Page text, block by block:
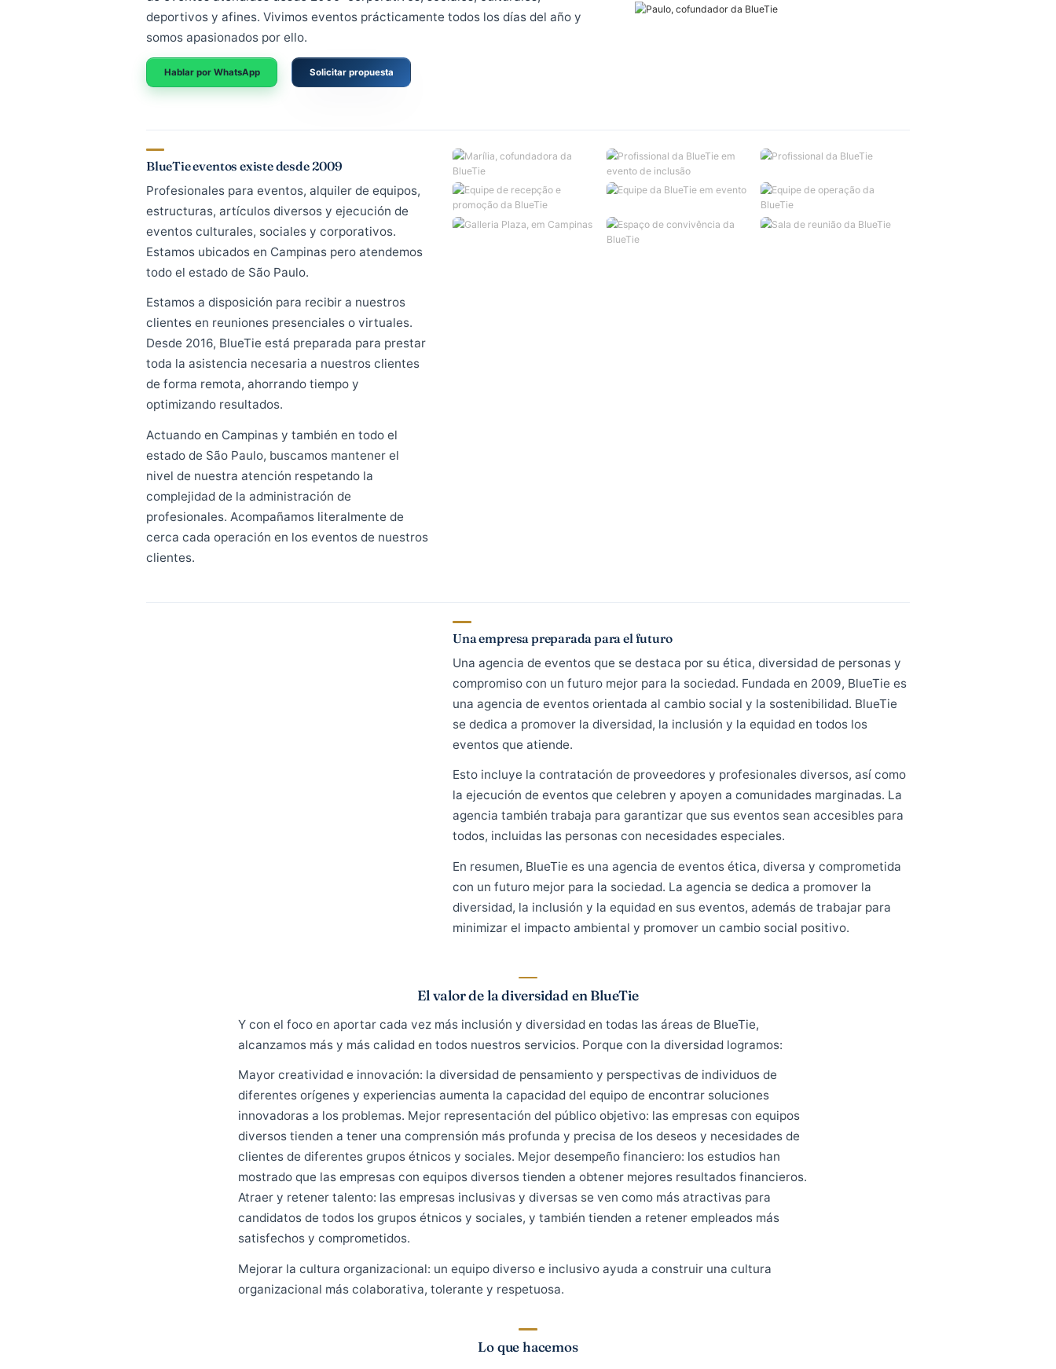
BlueTie cuenta con una amplia gama deprofesionalespara eventos. Son miles
de eventos atendidos desde 2009: corporativos, sociales, culturales,
deportivos y afines. Vivimos eventos prácticamente todos los días del año y
somos apasionados por ello.
BlueTie eventos existe desde 2009
Profesionales para eventos, alquiler de equipos,
estructuras, artículos diversos y ejecución de
eventos culturales, sociales y corporativos.
Estamos ubicados en Campinas pero atendemos
todo el estado de São Paulo.
Estamos a disposición para recibir a nuestros
clientes en reuniones presenciales o virtuales.
toda la asistencia necesaria a nuestros clientes
de forma remota, ahorrando tiempo y
optimizando resultados.
Actuando en Campinas y también en todo el
estado de São Paulo, buscamos mantener el
nivel de nuestra atención respetando la
cerca cada operación en los eventos de nuestros
Una empresa preparada para el futuro
Una agencia de eventos que se destaca por su ética, diversidad de personas y
compromiso con un futuro mejor para la sociedad. Fundada en 2009, BlueTie es
una agencia de eventos orientada al cambio social y la sostenibilidad. BlueTie
se dedica a promover la diversidad, la inclusión y la equidad en todos los
eventos que atiende.
Esto incluye la contratación de proveedores y profesionales diversos, así como
la ejecución de eventos que celebren y apoyen a comunidades marginadas. La
En resumen, BlueTie es una agencia de eventos ética, diversa y comprometida
con un futuro mejor para la sociedad. La agencia se dedica a promover la
diversidad, la inclusión y la equidad en sus eventos, además de trabajar para
minimizar el impacto ambiental y promover un cambio social positivo.
El valor de la diversidad en BlueTie
Y con el foco en aportar cada vez más inclusión y diversidad en todas las áreas de BlueTie,
alcanzamos más y más calidad en todos nuestros servicios. Porque con la diversidad logramos:
Mayor creatividad e innovación: la diversidad de pensamiento y perspectivas de individuos de
innovadoras a los problemas. Mejor representación del público objetivo: las empresas con equipos
diversos tienden a tener una comprensión más profunda y precisa de los deseos y necesidades de
clientes de diferentes grupos étnicos y sociales. Mejor desempeño financiero: los estudios han
mostrado que las empresas con equipos diversos tienden a obtener mejores resultados financieros.